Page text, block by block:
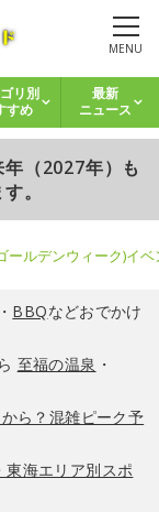
MENU
リ別
すめ
最新
ニュース
（2027年）も
。
ールデンウィーク)イ
・ BBQなどおでかけ
至福の温泉 ・
ら？混雑ピーク予
東海エリア別スポ